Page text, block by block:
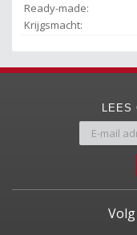
Ready-made:
Krijgsmacht:
LEES